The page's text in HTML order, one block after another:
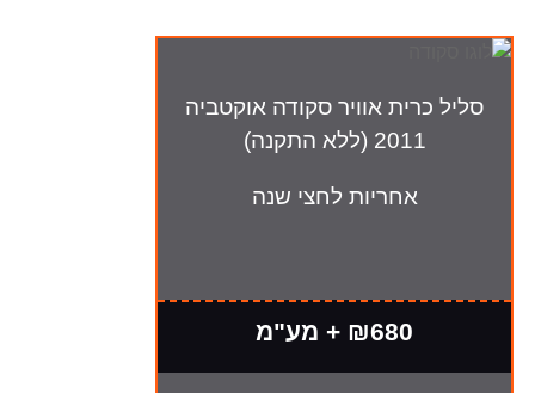
סליל כרית אוויר סקודה אוקטביה
2011 (ללא התקנה)
אחריות לחצי שנה
₪680 + מע"מ